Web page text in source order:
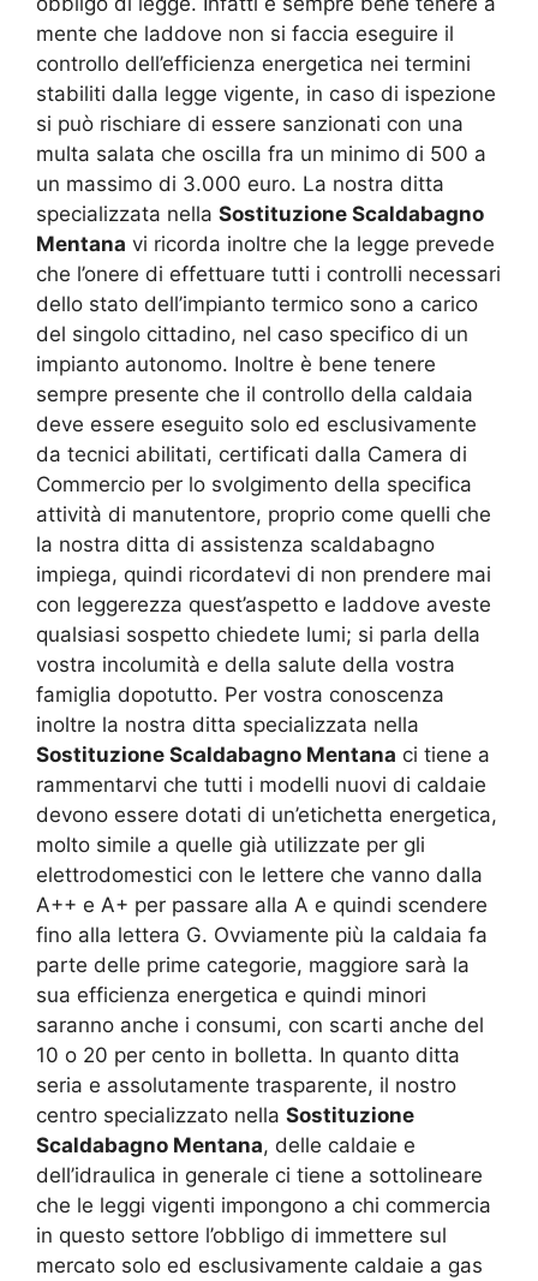
mente che laddove non si faccia eseguire il
controllo dell’efficienza energetica nei termini
stabiliti dalla legge vigente, in caso di ispezione
si può rischiare di essere sanzionati con una
multa salata che oscilla fra un minimo di 500 a
un massimo di 3.000 euro. La nostra ditta
specializzata nella Sostituzione Scaldabagno
Mentana vi ricorda inoltre che la legge prevede
che l’onere di effettuare tutti i controlli necessari
dello stato dell’impianto termico sono a carico
del singolo cittadino, nel caso specifico di un
impianto autonomo. Inoltre è bene tenere
sempre presente che il controllo della caldaia
deve essere eseguito solo ed esclusivamente
da tecnici abilitati, certificati dalla Camera di
Commercio per lo svolgimento della specifica
attività di manutentore, proprio come quelli che
la nostra ditta di assistenza scaldabagno
impiega, quindi ricordatevi di non prendere mai
con leggerezza quest’aspetto e laddove aveste
qualsiasi sospetto chiedete lumi; si parla della
vostra incolumità e della salute della vostra
famiglia dopotutto. Per vostra conoscenza
inoltre la nostra ditta specializzata nella
Sostituzione Scaldabagno Mentana ci tiene a
rammentarvi che tutti i modelli nuovi di caldaie
devono essere dotati di un’etichetta energetica,
molto simile a quelle già utilizzate per gli
elettrodomestici con le lettere che vanno dalla
A++ e A+ per passare alla A e quindi scendere
fino alla lettera G. Ovviamente più la caldaia fa
parte delle prime categorie, maggiore sarà la
sua efficienza energetica e quindi minori
saranno anche i consumi, con scarti anche del
10 o 20 per cento in bolletta. In quanto ditta
seria e assolutamente trasparente, il nostro
centro specializzato nella Sostituzione
Scaldabagno Mentana, delle caldaie e
dell’idraulica in generale ci tiene a sottolineare
che le leggi vigenti impongono a chi commercia
in questo settore l’obbligo di immettere sul
mercato solo ed esclusivamente caldaie a gas